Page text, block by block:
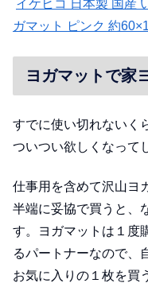
イケヒコ 日本製 国産
ガマット ピンク 約
ヨガマットで家
すでに使い切れないく
ついつい欲しくなって
仕事用を含めて沢山ヨ
半端に妥協で買うと、
す。ヨガマットは１度
るパートナーなので、
お気に入りの１枚を買